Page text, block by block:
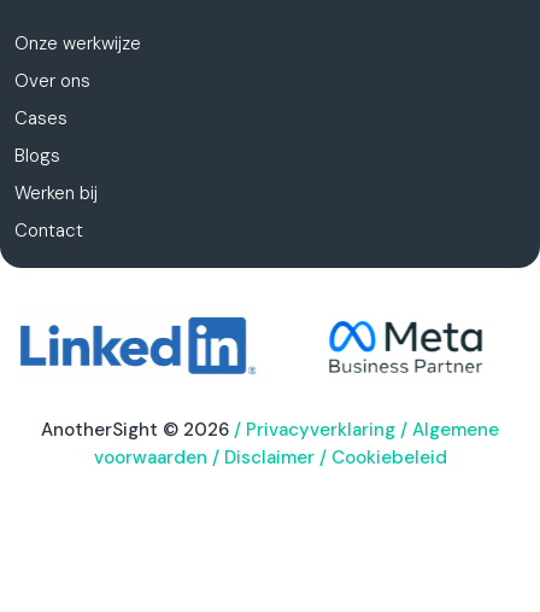
Onze werkwijze
Over ons
Cases
Blogs
Werken bij
Contact
AnotherSight © 2026 / Privacyverklaring / Algemene
voorwaarden / Disclaimer/ Cookiebeleid